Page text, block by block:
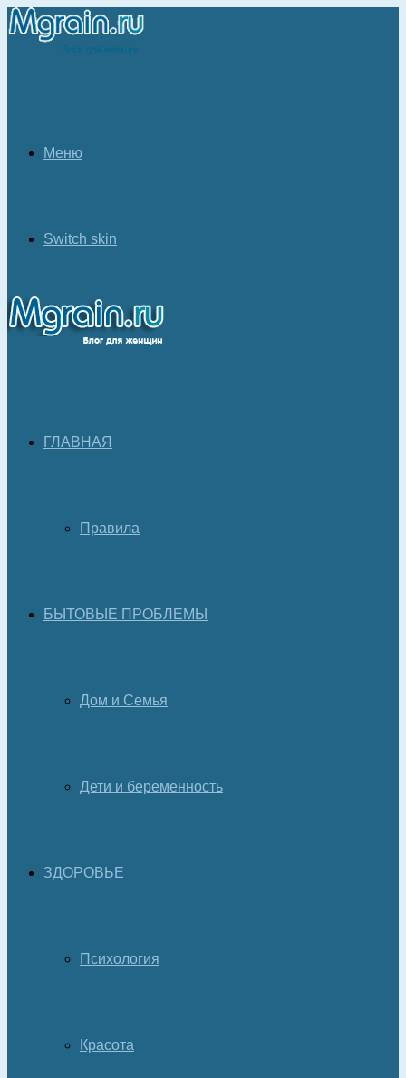
Меню
Switch skin
ГЛАВНАЯ
Правила
БЫТОВЫЕ ПРОБЛЕМЫ
Дом и Семья
Дети и беременность
ЗДОРОВЬЕ
Психология
Красота